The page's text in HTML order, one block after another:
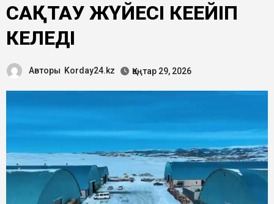
САҚТАУ ЖҮЙЕСІ КЕҢЕЙІП
КЕЛЕДІ
Авторы Korday24.kz Қаңтар 29, 2026